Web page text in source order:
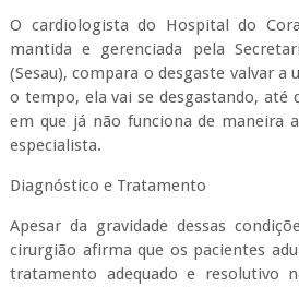
O cardiologista do Hospital do
mantida e gerenciada pela
(Sesau), compara o desgaste valvar a
o tempo, ela vai se desgastando, até
em que já não funciona de maneira
especialista.
Diagnóstico e Tratamento
Apesar da gravidade dessas
cirurgião afirma que os pacientes
tratamento adequado e resolutivo